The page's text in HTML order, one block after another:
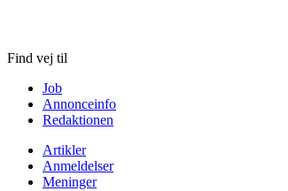
Find vej til
Job
Annonceinfo
Redaktionen
Artikler
Anmeldelser
Meninger